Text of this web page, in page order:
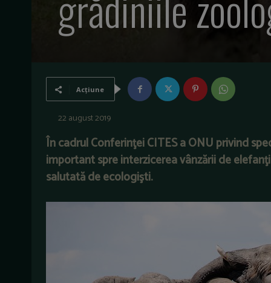
Acțiune
22 august 2019
În cadrulConferinţei CITES a ONU privind
important spre interzicerea vânzării de
salutată de ecologişti.